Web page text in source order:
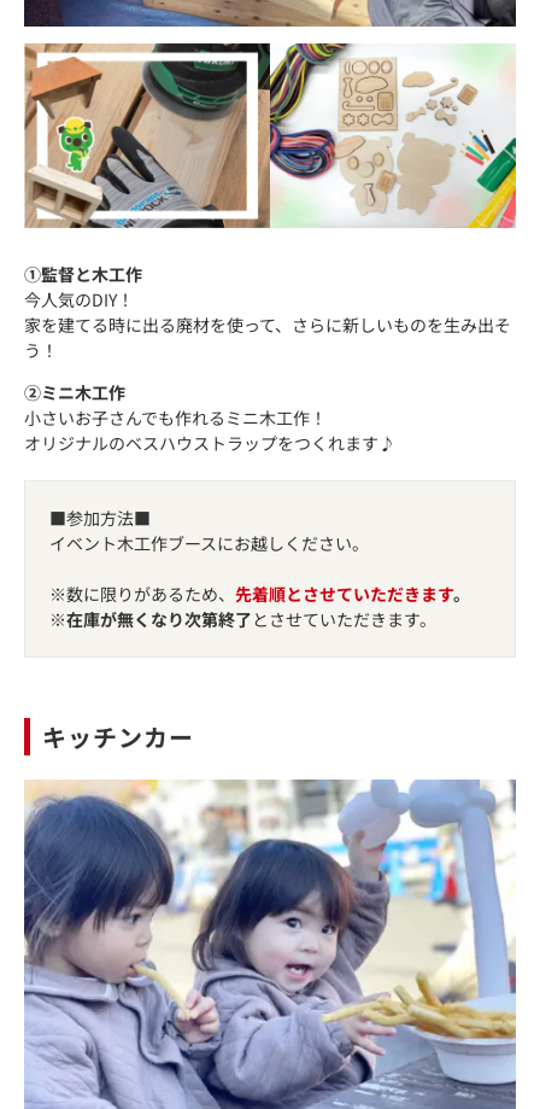
①監督と木工作
今人気のDIY！
家を建てる時に出る廃材を使って、さらに新しいものを生み出そ
う！
②ミニ木工作
小さいお子さんでも作れるミニ木工作！
オリジナルのベスハウストラップをつくれます♪
■参加方法■
イベント木工作ブースにお越しください。
※数に限りがあるため、 先着順とさせていただきます。
※在庫が無くなり次第終了とさせていただきます。
キッチンカー